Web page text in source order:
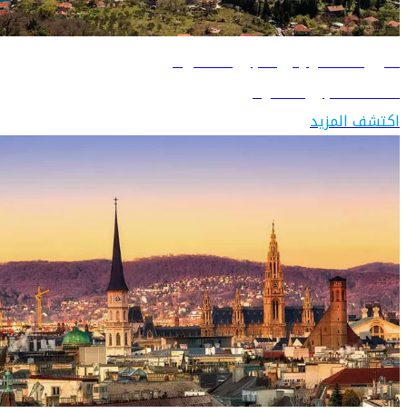
دليل السفر إلى الجبل الأسود
اكتشف الجبل الأسود
اكتشف المزيد